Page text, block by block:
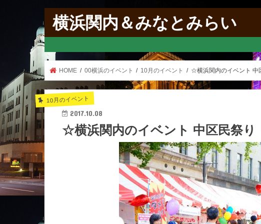
横浜関内＆みなとみらい
HOME 00横浜のイベント 10月のイベント ☆横浜関内のイベント 中
10月のイベント
2017.10.08
☆横浜関内のイベント 中区民祭り